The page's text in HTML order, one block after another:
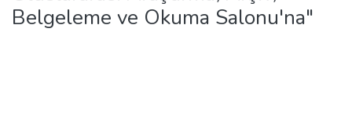
Belgeleme ve Okuma Salonu'na"